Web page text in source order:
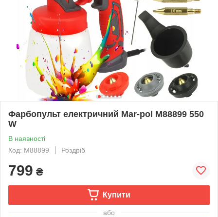
Фарбопульт електричний Mar-pol M88899 550
W
В наявності
Код: M88899
Роздріб
799 ₴
Купити
або